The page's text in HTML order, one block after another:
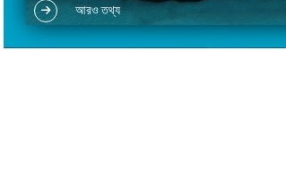
অর্টারিওস্ক্লেরোসিস অবলিটারেন্স (এএসও) থ্রমবোঅ্যাঞ্জিয়াটিস
অবলিফেরান্স (টিএও)
আরও তথ্য